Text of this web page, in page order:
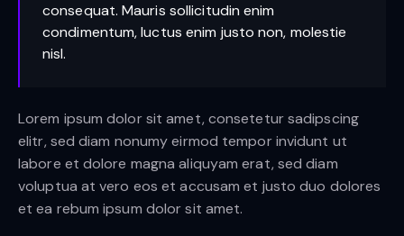
consequat. Mauris sollicitudin enim
condimentum, luctus enim justo non, molestie
nisl.
Lorem ipsum dolor sit amet, consetetur sadipscing
elitr, sed diam nonumy eirmod tempor invidunt ut
labore et dolore magna aliquyam erat, sed diam
voluptua at vero eos et accusam et justo duo dolores
et ea rebum ipsum dolor sit amet.